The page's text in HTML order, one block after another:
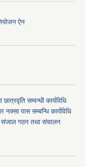
ऐन
सम्वन्धी कार्यविधि
पास सम्बन्धि कार्यविधि
संजाल गठन तथा संचालन